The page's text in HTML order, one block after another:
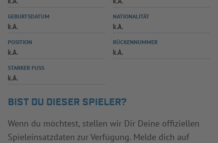
SPIELPLUS
GEBURTSDATUM
k.A.
NATIONALITÄT
k.A.
POSITION
k.A.
RÜCKENNUMMER
k.A.
STARKER FUSS
k.A.
BIST DU DIESER SPIELER?
Wenn du möchtest, stellen wir Dir Deine offiziellen
Spieleinsatzdaten zur Verfügung. Melde dich auf